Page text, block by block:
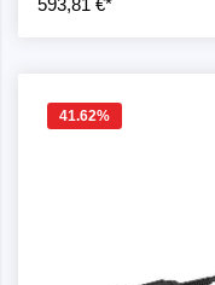
593,81 €*
41.62%